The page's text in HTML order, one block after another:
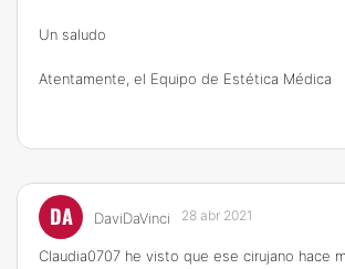
Un saludo
Atentamente, el Equipo de Estética Médica
DA DaviDaVinci 28 abr 2021
Claudia0707 he visto que ese cirujano